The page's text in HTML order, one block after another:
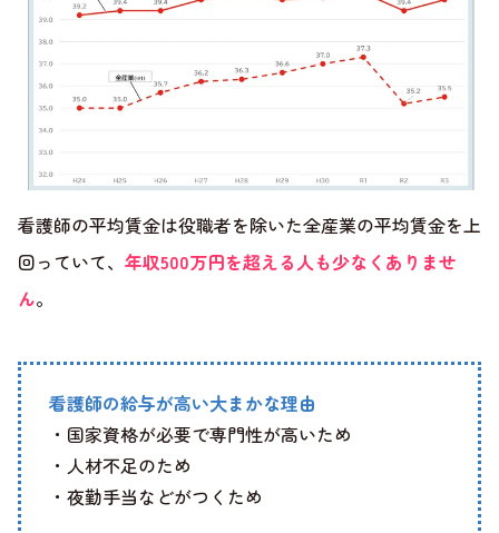
看護師の平均賃金は役職者を除いた全産業の平均賃金を上
回っていて、 年収500万円を超える人も少なくありませ
ん。
看護師の給与が高い大まかな理由
・国家資格が必要で専門性が高いため
・人材不足のため
・夜勤手当などがつくため